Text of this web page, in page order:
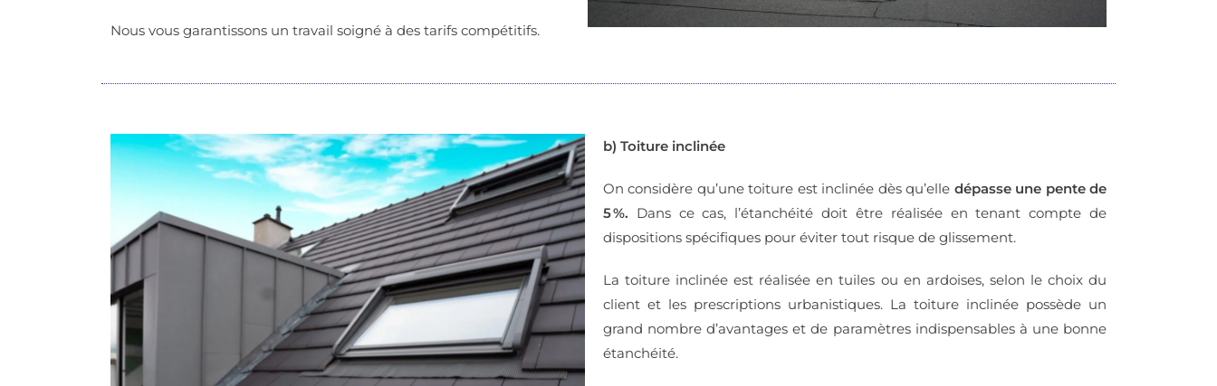
Nous vous garantissons un travail soigné à des tarifs compétitifs.
b) Toiture inclinée
On considère qu’une toiture est inclinée dès qu’elle dépasse une pente de
5 %. Dans ce cas, l’étanchéité doit être réalisée en tenant compte de
dispositions spécifiques pour éviter tout risque de glissement.
La toiture inclinée est réalisée en tuiles ou en ardoises, selon le choix du
client et les prescriptions urbanistiques. La toiture inclinée possède un
grand nombre d’avantages et de paramètres indispensables à une bonne
étanchéité.